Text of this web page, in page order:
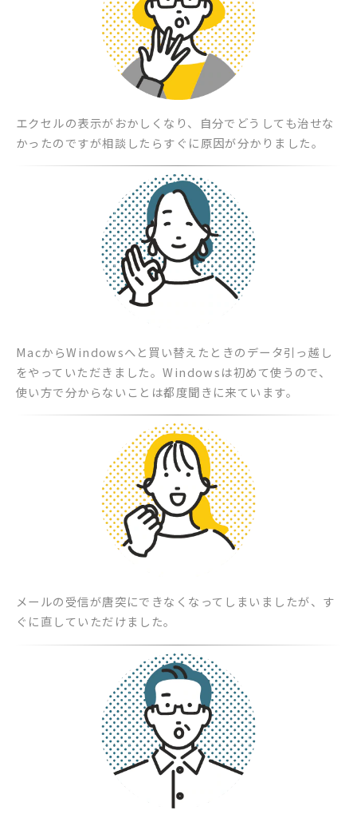
エクセルの表示がおかしくなり、自分でどうしても治せな
かったのですが相談したらすぐに原因が分かりました。
MacからWindowsへと買い替えたときのデータ引っ越し
をやっていただきました。Windowsは初めて使うので、
使い方で分からないことは都度聞きに来ています。
メールの受信が唐突にできなくなってしまいましたが、す
ぐに直していただけました。